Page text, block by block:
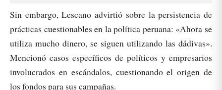
Sin embargo, Lescano advirtió sobre la persistencia de
prácticas cuestionables en la política peruana: «Ahora se
utiliza mucho dinero, se siguen utilizando las dádivas».
Mencionó casos específicos de políticos y empresarios
involucrados en escándalos, cuestionando el origen de
los fondos para sus campañas.